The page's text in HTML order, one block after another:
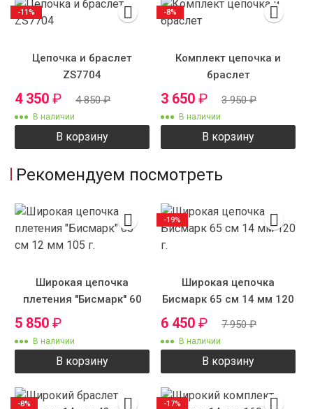
Цепочка и браслет
ZS7704
4 350 ₽ 4 850₽
В наличии
В корзину
-11%
Комплект цепочка и
браслет
3 650 ₽ 3 950₽
В наличии
В корзину
-8%
Рекомендуем посмотреть
Широкая цепочка
плетения "Бисмарк" 60
см 12 мм 105 г.
5 850 ₽
В наличии
В корзину
Широкая цепочка
Бисмарк 65 см 14 мм 120
6 450 ₽ 7 950₽
В наличии
В корзину
-19%
-8% -17%